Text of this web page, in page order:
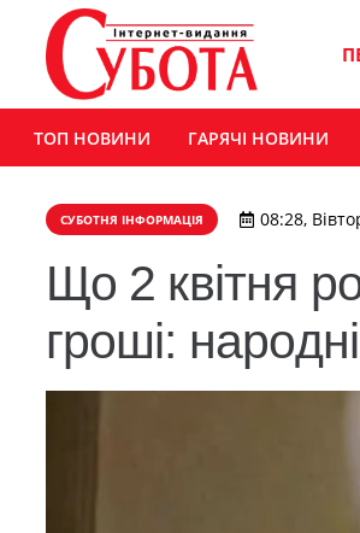
ТОП НОВИНИ ГАРЯЧІ НОВИНИ
СУБОТНЯ ІНФОРМАЦІЯ 08:28,
Що 2 квітня
гроші: